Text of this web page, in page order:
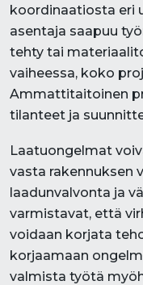
koordinaatiosta eri
asentaja saapuu
tehty tai
vaiheessa, koko
Ammattitaitoinen
tilanteet ja
Laatuongelmat
vasta rakennuksen
laadunvalvonta ja
varmistavat, että
voidaan korjata
korjaamaan
valmista työtä